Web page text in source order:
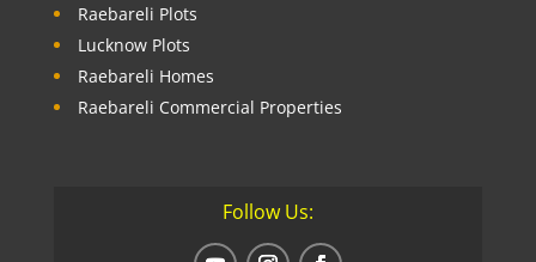
Raebareli Plots
Lucknow Plots
Raebareli Homes
Raebareli Commercial Properties
Follow Us: